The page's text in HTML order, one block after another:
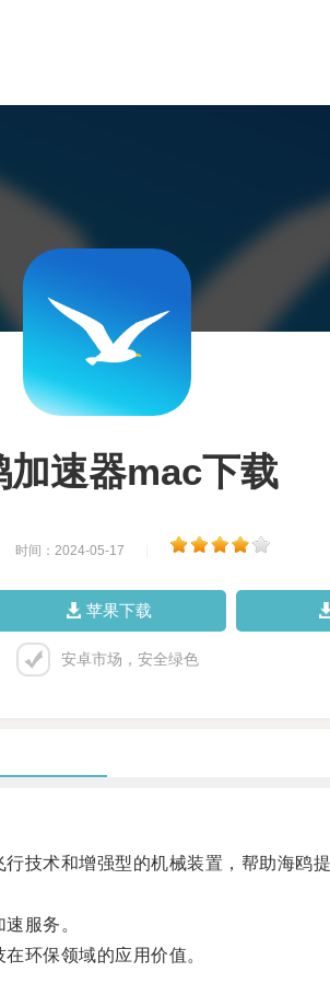
加速器mac下载
时间：2024-05-17
苹果下载
安卓市场，安全绿色
术和增强型的机械装置，帮助海鸥
服务。
环保领域的应用价值。